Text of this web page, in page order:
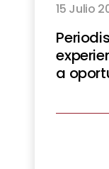
15 Julio
a